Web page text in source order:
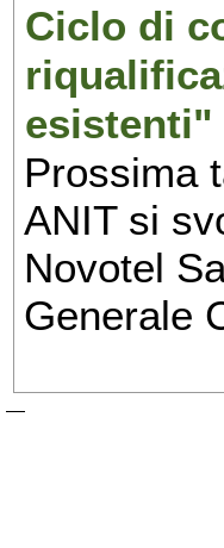
Ciclo di
esistenti"
Prossima
ANIT si
Novotel
Generale